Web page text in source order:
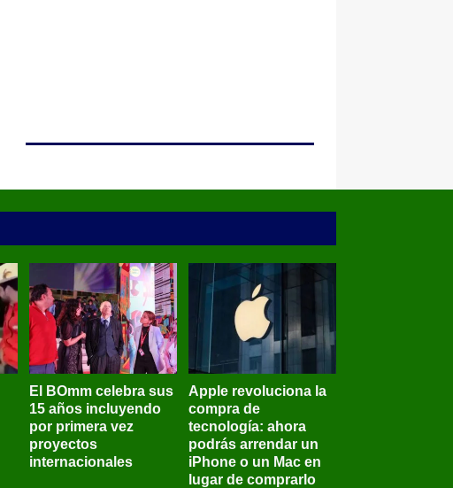
El BOmm celebra sus
15 años incluyendo
por primera vez
proyectos
internacionales
Apple revoluciona la
compra de
tecnología: ahora
podrás arrendar un
iPhone o un Mac en
lugar de comprarlo